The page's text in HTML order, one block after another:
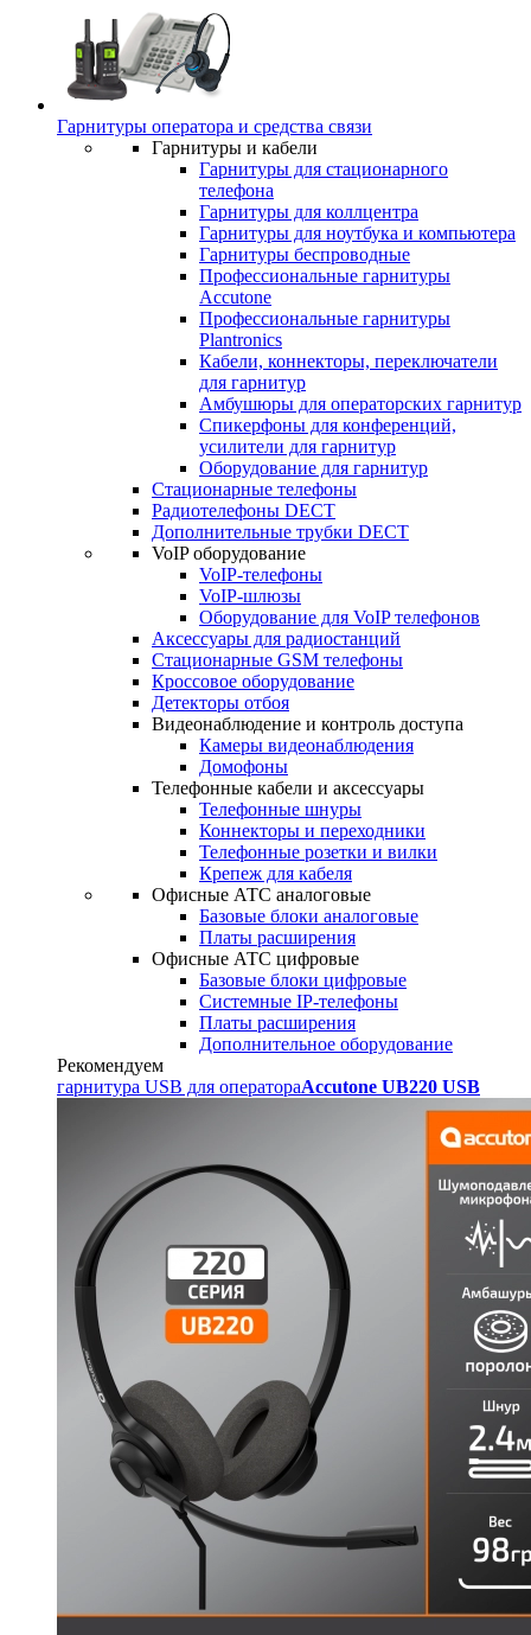
Гарнитуры оператора и средства связи
Гарнитуры и кабели
Гарнитуры для стационарного
телефона
Гарнитуры для коллцентра
Гарнитуры для ноутбука и компьютера
Гарнитуры беспроводные
Профессиональные гарнитуры
Accutone
Профессиональные гарнитуры
Plantronics
Кабели, коннекторы, переключатели
для гарнитур
Амбушюры для операторских гарнитур
Cпикерфоны для конференций,
усилители для гарнитур
Оборудование для гарнитур
Стационарные телефоны
Радиотелефоны DECT
Дополнительные трубки DECT
VoIP оборудование
VoIP-телефоны
VoIP-шлюзы
Оборудование для VoIP телефонов
Аксессуары для радиостанций
Стационарные GSM телефоны
Кроссовое оборудование
Детекторы отбоя
Видеонаблюдение и контроль доступа
Камеры видеонаблюдения
Домофоны
Телефонные кабели и аксессуары
Телефонные шнуры
Коннекторы и переходники
Телефонные розетки и вилки
Крепеж для кабеля
Офисные АТС аналоговые
Базовые блоки аналоговые
Платы расширения
Офисные АТС цифровые
Базовые блоки цифровые
Системные IP-телефоны
Платы расширения
Дополнительное оборудование
Рекомендуем
гарнитура USB для оператораAccutone UB220 USB